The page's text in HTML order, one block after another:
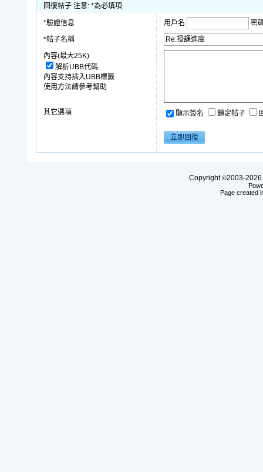
回復帖子 注意: *為必填項
*驗證信息 用戶名
密
*帖子名稱
內容(最大25K)
解析UBB代碼
內容支持插入UBB標籤
使用方法請參考幫助
其它選項 顯示簽名 鎖定帖子
Copyright©2003-2026
Page created